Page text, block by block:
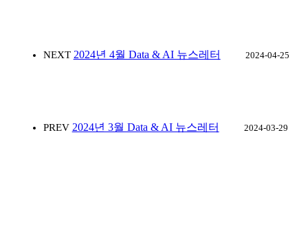
NEXT 2024년 4월 Data & AI 뉴스레터 2024-04-25
PREV 2024년 3월 Data & AI 뉴스레터 2024-03-29